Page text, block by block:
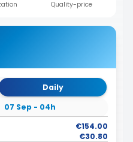
Quality-price
Daily
07 Sep - 04h
€154.00
€30.80